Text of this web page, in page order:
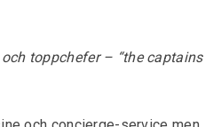
toppchefer – “the captains